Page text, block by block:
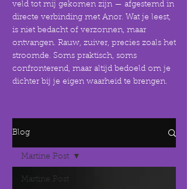
veld tot mij gekomen zijn — afgestemd in
directe verbinding met Anor. Wat je leest,
is niet bedacht of verzonnen, maar
ontvangen. Rauw, zuiver, precies zoals het
stroomde. Soms praktisch, soms
confronterend, maar altijd bedoeld om je
dichter bij je eigen waarheid te brengen.
Blog
Martine Post
Martine Post